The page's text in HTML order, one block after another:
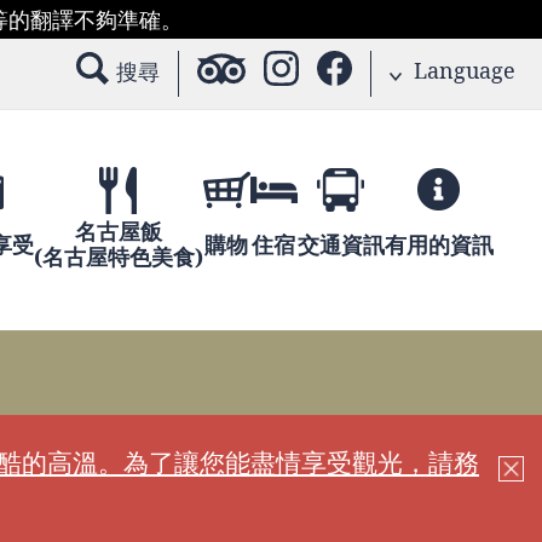
翻譯不夠準確。
搜尋
Language
受
名古屋飯
(名古屋特色美食)購物住宿交通資訊有用的資訊
的高溫。為了讓您能盡情享受觀光，請務